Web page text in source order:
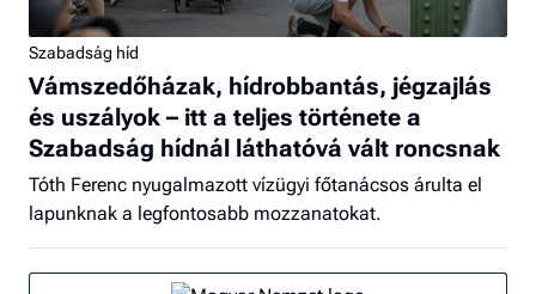
Szabadság híd
Vámszedőházak, hídrobbantás, jégzajlás
és uszályok – itt a teljes története a
Szabadság hídnál láthatóvá vált roncsnak
Tóth Ferenc nyugalmazott vízügyi főtanácsos árulta el
lapunknak a legfontosabb mozzanatokat.